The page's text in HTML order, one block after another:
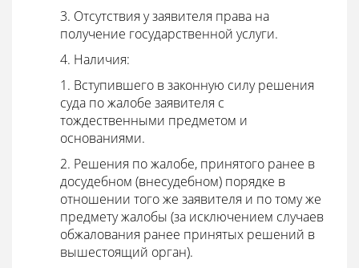
3. Отсутствия у заявителя права на
получение государственной услуги.
4. Наличия:
1. Вступившего в законную силу решения
суда по жалобе заявителя с
тождественными предметом и
основаниями.
2. Решения по жалобе, принятого ранее в
досудебном (внесудебном) порядке в
отношении того же заявителя и по тому же
предмету жалобы (за исключением случаев
обжалования ранее принятых решений в
вышестоящий орган).